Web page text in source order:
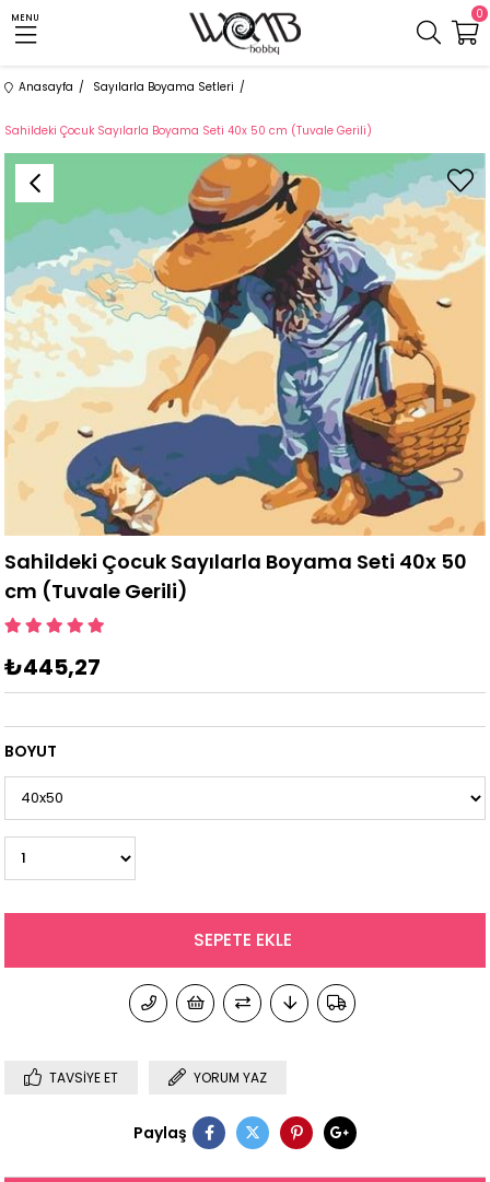
MENU 0
Anasayfa Sayılarla Boyama Setleri
Sahildeki Çocuk Sayılarla Boyama Seti 40x 50 cm (Tuvale Gerili)
Sahildeki Çocuk Sayılarla Boyama Seti 40x 50
cm (Tuvale Gerili)
₺445,27
BOYUT
TAVSIYE ET YORUM YAZ
Paylaş